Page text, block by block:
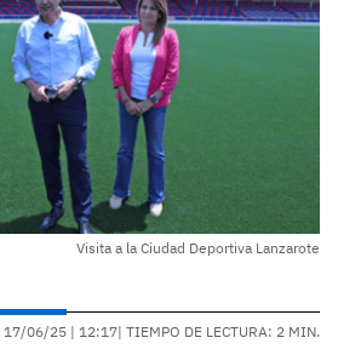
Visita a la Ciudad Deportiva Lanzarote
17/06/25 | 12:17| TIEMPO DE LECTURA: 2 MIN.